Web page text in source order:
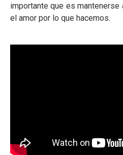
importante que es
el amor por lo que hacemos.